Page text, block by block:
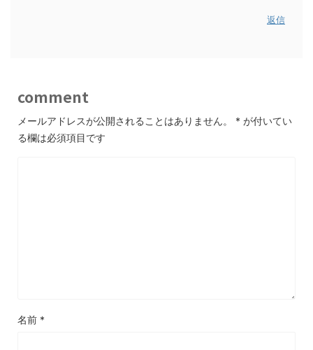
返信
comment
メールアドレスが公開されることはありません。 * が付いてい
る欄は必須項目です
名前 *